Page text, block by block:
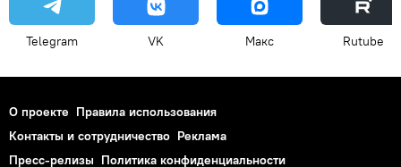
Telegram VK Макс Rutube
О проекте Правила использования
Контакты и сотрудничество Реклама
Пресс-релизы Политика конфиденциальности